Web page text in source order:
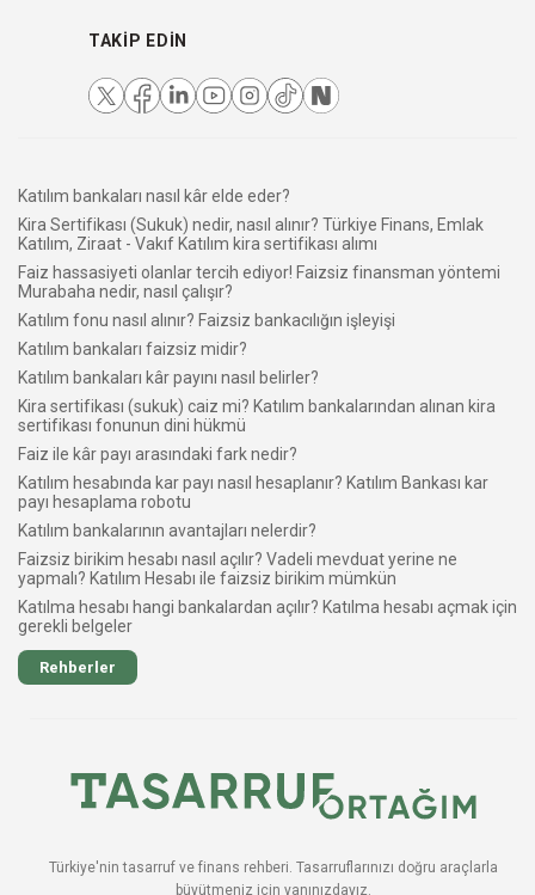
TAKIP EDIN
Katılım bankaları nasıl kâr elde eder?
Kira Sertifikası (Sukuk) nedir, nasıl alınır? Türkiye Finans, Emlak
Katılım, Ziraat - Vakıf Katılım kira sertifikası alımı
Faiz hassasiyeti olanlar tercih ediyor! Faizsiz finansman yöntemi
Murabaha nedir, nasıl çalışır?
Katılım fonu nasıl alınır? Faizsiz bankacılığın işleyişi
Katılım bankaları faizsiz midir?
Katılım bankaları kâr payını nasıl belirler?
Kira sertifikası (sukuk) caiz mi? Katılım bankalarından alınan kira
sertifikası fonunun dini hükmü
Faiz ile kâr payı arasındaki fark nedir?
Katılım hesabında kar payı nasıl hesaplanır? Katılım Bankası kar
payı hesaplama robotu
Katılım bankalarının avantajları nelerdir?
Faizsiz birikim hesabı nasıl açılır? Vadeli mevduat yerine ne
yapmalı? Katılım Hesabı ile faizsiz birikim mümkün
Katılma hesabı hangi bankalardan açılır? Katılma hesabı açmak için
gerekli belgeler
Rehberler
Türkiye'nin tasarruf ve finans rehberi. Tasarruflarınızı doğru araçlarla
büyütmeniz için yanınızdayız.